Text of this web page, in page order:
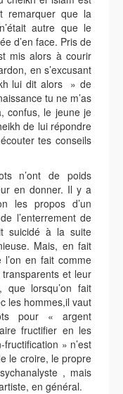
remarquer que la
autre que le
d’en face. Pris de
mis alors à courir
en s’excusant
lui dit alors » de
tu ne m’as
confus, le jeune je
de lui répondre
tes conseils
n’ont de poids
en donner. Il y a
les propos d’un
l’enterrement de
suicidé à la suite
Mais, en fait
en fait comme
et leur
que lorsqu’on fait
les hommes,il vaut
pour « argent
fructifier en les
» n’est
le croire, le propre
, mais
en général.